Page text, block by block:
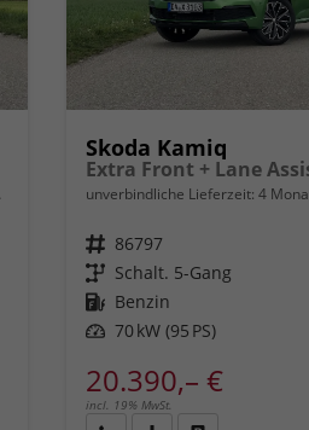
Skoda Kamiq
unverbindliche Lieferzeit: 4
Fahrzeugnr. 86797
Getriebe Schalt. 5-Gang
Kraftstoff Benzin
Leistung 70 kW (95 PS)
20.390,– €
incl. 19% MwSt.